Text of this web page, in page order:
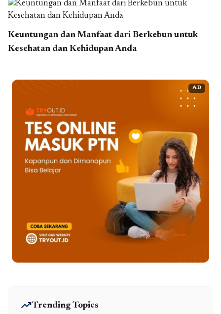
Keuntungan dan Manfaat dari Berkebun untuk
Kesehatan dan Kehidupan Anda
AD
trending_upTrending Topics